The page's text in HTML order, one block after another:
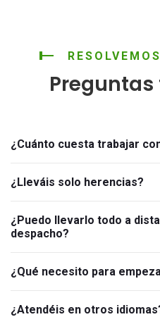
¿Cuánto cuesta trabajar
¿Lleváis solo herencias?
¿Puedo llevarlo todo a
despacho?
¿Qué necesito para
¿Atendéis en otros